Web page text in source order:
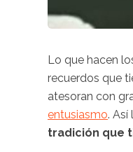
Lo que hacen
recuerdos que
atesoran con
entusiasmo. Así
tradición que